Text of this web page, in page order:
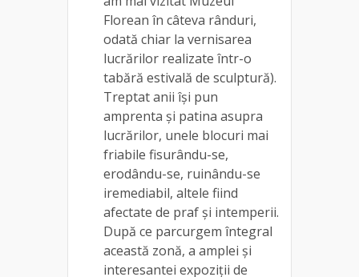
Florean în câteva rânduri,
odată chiar la vernisarea
lucrărilor realizate într-o
tabără estivală de sculptură).
Treptat anii își pun
amprenta și patina asupra
lucrărilor, unele blocuri mai
friabile fisurându-se,
erodându-se, ruinându-se
iremediabil, altele fiind
afectate de praf și intemperii.
După ce parcurgem întegral
această zonă, a amplei și
interesantei expoziții de